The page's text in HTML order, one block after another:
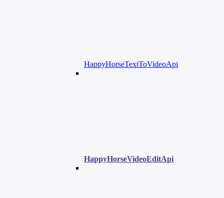
HappyHorseTextToVideoApi
HappyHorseVideoEditApi